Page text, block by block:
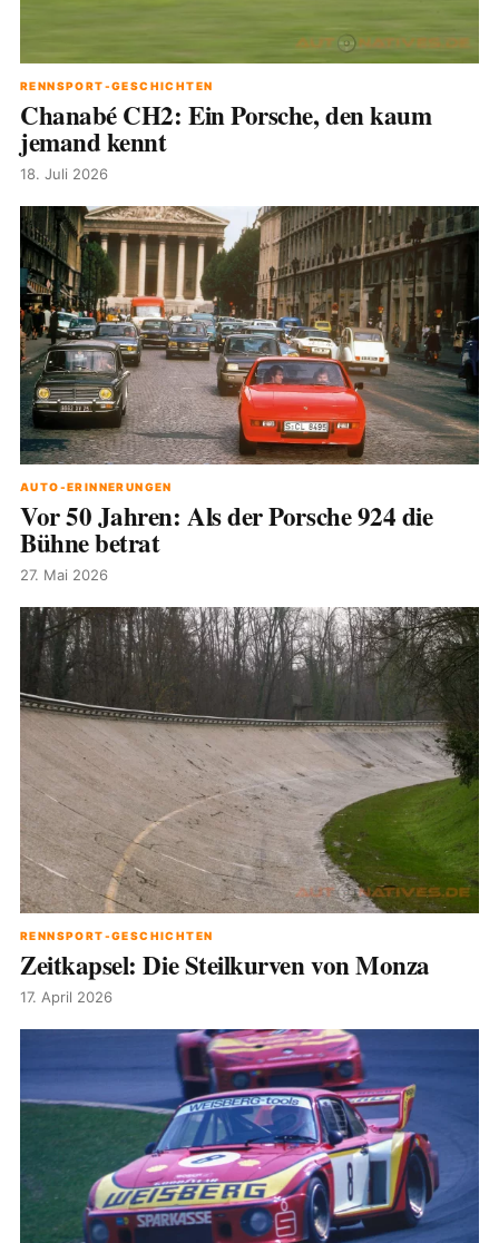
RENNSPORT-GESCHICHTEN
Chanabé CH2: Ein Porsche, den kaum
jemand kennt
18. Juli 2026
AUTO-ERINNERUNGEN
Vor 50 Jahren: Als der Porsche 924 die
Bühne betrat
27. Mai 2026
RENNSPORT-GESCHICHTEN
Zeitkapsel: Die Steilkurven von Monza
17. April 2026